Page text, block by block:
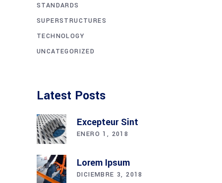
STANDARDS
SUPERSTRUCTURES
TECHNOLOGY
UNCATEGORIZED
Latest Posts
Excepteur Sint
ENERO 1, 2018
Lorem Ipsum
DICIEMBRE 3, 2018